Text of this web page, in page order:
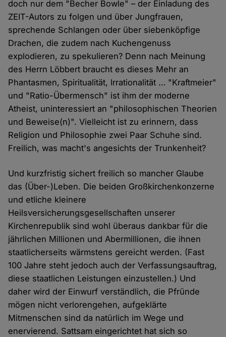
doch nur dem "Becher Bowle" – der Einladung des
ZEIT-Autors zu folgen und über Jungfrauen,
sprechende Schlangen oder über siebenköpfige
Drachen, die zudem nach Kuchengenuss
explodieren, zu spekulieren? Denn nach Meinung
des Herrn Löbbert braucht es dieses Mehr an
Phantasmen, Spiritualität, Irrationalität … "Kraftmeier"
und "Ratio-Übermensch" ist ihm der moderne
Atheist, uninteressiert an "philosophischen Theorien
und Beweise(n)". Vielleicht ist zu erinnern, dass
Religion und Philosophie zwei Paar Schuhe sind.
Freilich, was macht's angesichts der Trunkenheit?
Und kurzfristig sichert freilich so mancher Glaube
das (Über-)Leben. Die beiden Großkirchenkonzerne
und etliche kleinere
Heilsversicherungsgesellschaften unserer
Kirchenrepublik sind wohl überaus dankbar für die
jährlichen Millionen und Abermillionen, die ihnen
staatlicherseits wärmstens gereicht werden. (Fast
100 Jahre steht jedoch auch der Verfassungsauftrag,
diese staatlichen Leistungen einzustellen.) Und
daher wird der Einwurf verständlich, die Pfründe
mögen nicht verlorengehen, aufgeklärte
Mitmenschen sind da natürlich im Wege und
enervierend. Sattsam eingerichtet hat sich so